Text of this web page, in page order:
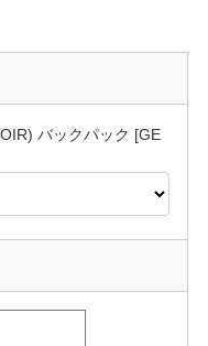
バックパック [GE